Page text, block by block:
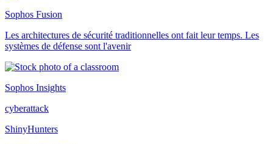
Sophos Fusion
Les architectures de sécurité traditionnelles ont fait leur temps. Les
systèmes de défense sont l'avenir
Sophos Insights
cyberattack
ShinyHunters